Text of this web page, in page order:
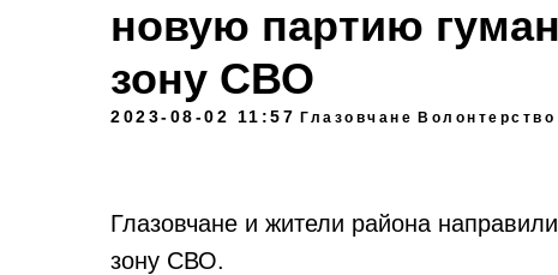
новую партию
зону СВО
2023-08-02 11:57 Глазовчане Волонтерство
Глазовчане и жители района
зону СВО.